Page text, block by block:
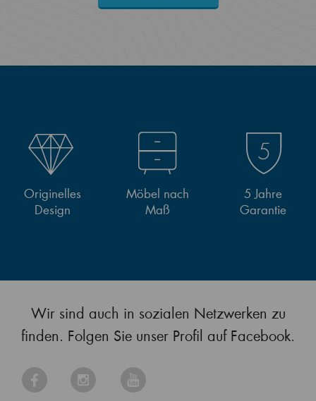
Originelles
Design
Möbel nach
Maß
5 Jahre
Garantie
Wir sind auch in sozialen Netzwerken zu
finden. Folgen Sie unser Profil auf Facebook.